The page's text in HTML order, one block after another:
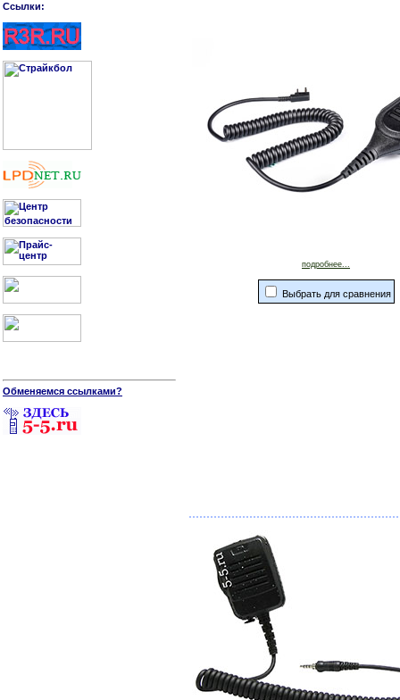
Cсылки:
Обменяемся ссылками?
подробнее...
Выбрать для сравнения